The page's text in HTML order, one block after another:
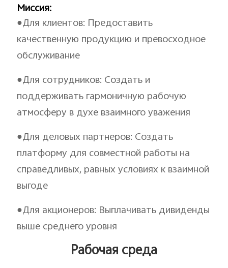
Миссия:
●Для клиентов: Предоставить
качественную продукцию и превосходное
обслуживание
●Для сотрудников: Создать и
поддерживать гармоничную рабочую
атмосферу в духе взаимного уважения
●Для деловых партнеров: Создать
платформу для совместной работы на
справедливых, равных условиях к взаимной
выгоде
●Для акционеров: Выплачивать дивиденды
выше среднего уровня
Рабочая среда